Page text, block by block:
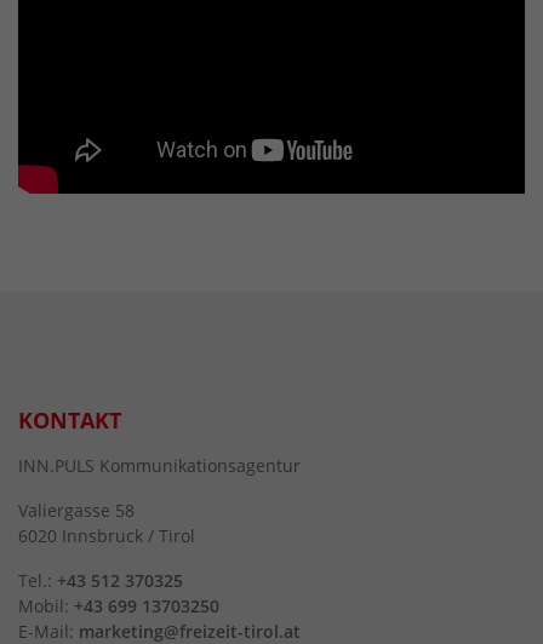
KONTAKT
INN.PULS Kommunikationsagentur
Valiergasse 58
6020 Innsbruck / Tirol
Tel.: +43 512 370325
Mobil: +43 699 13703250
E-Mail: marketing@freizeit-tirol.at